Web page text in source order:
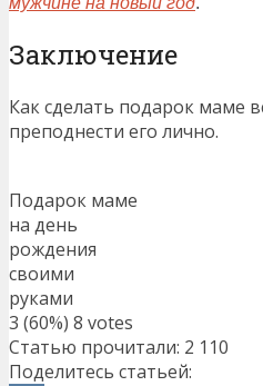
Заключение
Как сделать подарок маме
преподнести его лично.
Подарок маме
на день
рождения
своими
руками
3 (60%) 8 votes
Статью прочитали: 2 110
Поделитесь статьей: